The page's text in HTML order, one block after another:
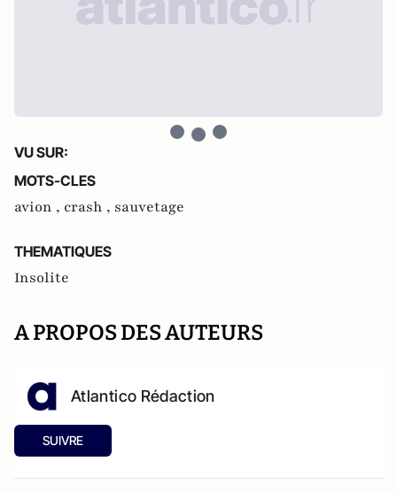
VU SUR:
MOTS-CLES
avion , crash , sauvetage
THEMATIQUES
Insolite
A PROPOS DES AUTEURS
Atlantico Rédaction
SUIVRE